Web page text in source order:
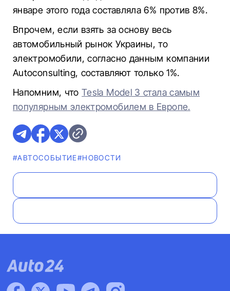
январе этого года составляла 6% против 8%.
Впрочем, если взять за основу весь
автомобильный рынок Украины, то
электромобили, согласно данным компании
Autoconsulting, составляют только 1%.
Напомним, чтоTesla Model 3 стала самым
популярным электромобилем в Европе.
#АВТОСОБЫТИЕ#НОВОСТИ